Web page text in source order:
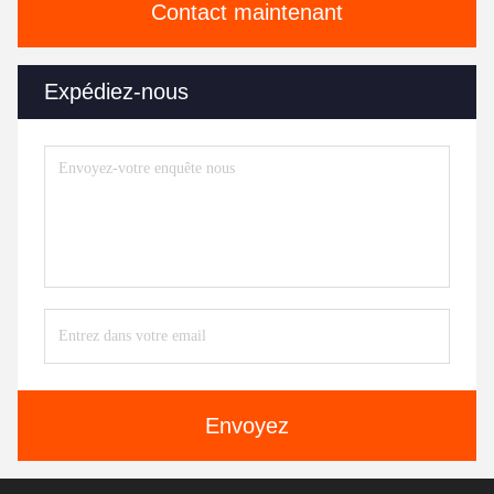
Contact maintenant
Expédiez-nous
Envoyez